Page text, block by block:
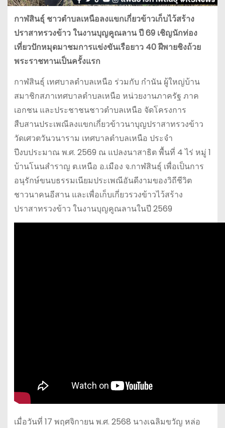
กาฬสินธุ์ ชาวตำบลเหนือลงแขกเกี่ยวข้าวเก็บไว้สร้าง
ปราสาทรวงข้าว ในงานบุญคูณลาน ปี 69 เชิญนักท่อง
เที่ยวปักหมุดมาชมการแข่งขันเรือยาว 40 ฝีพายชิงถ้วย
พระราชทานเป็นครั้งแรก
กาฬสินธุ์ เทศบาลตำบลเหนือ ร่วมกับ กำนัน ผู้ใหญ่บ้าน
สมาชิกสภาเทศบาลตำบลเหนือ หน่วยงานภาครัฐ ภาค
เอกชน และประชาชนชาวตำบลเหนือ จัดโครงการ
สืบสานประเพณีลงแขกเกี่ยวข้าวนาบุญปราสาทรวงข้าว
วัดเศวตวันวนาราม เทศบาลตำบลเหนือ ประจำ
ปีงบประมาณ พ.ศ. 2569 ณ แปลงนาสาธิต พื้นที่ 4 ไร่ หมู่ 1
บ้านโนนสำราญ ต.เหนือ อ.เมือง จ.กาฬสินธุ์ เพื่อเป็นการ
อนุรักษ์ขนบธรรมเนียมประเพณีอันดีงามของวิถีชีวิต
ชาวนาคนอีสาน และเพื่อเก็บเกี่ยวรวงข้าวไว้สร้าง
ปราสาทรวงข้าว ในงานบุญคูณลานในปี 2569
เมื่อวันที่ 17 พฤศจิกายน พ.ศ. 2568 นางเฉลิมขวัญ หล่อ